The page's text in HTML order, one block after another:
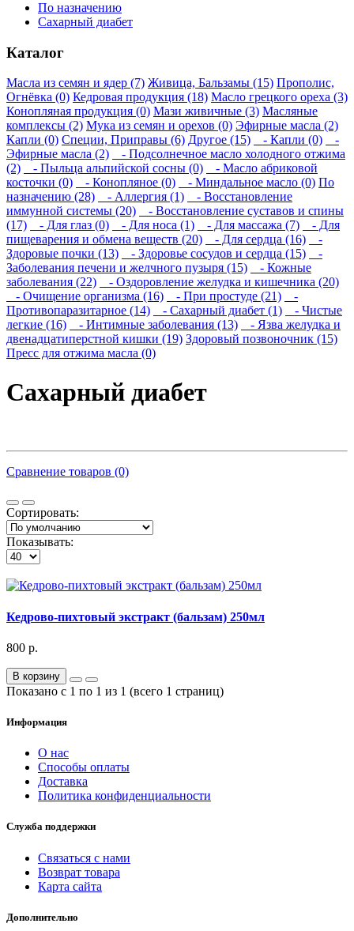
По назначению
Сахарный диабет
Каталог
Масла из семян и ядер (7) Живица, Бальзамы (15) Прополис,
Огнёвка (0) Кедровая продукция (18) Масло грецкого ореха (3)
Конопляная продукция (0) Мази живичные (3) Масляные
комплексы (2) Мука из семян и орехов (0) Эфирные масла (2)
Капли (0) Специи, Приправы (6) Другое (15) - Капли (0)
-
Эфирные масла (2)
- Подсолнечное масло холодного отжима
(2)
- Пыльца альпийской сосны (0)
- Масло абриковой
косточки (0)
- Конопляное (0) - Миндальное масло (0) По
назначению (28)
- Аллергия (1)
- Восстановление
иммунной системы (20)
- Восстановление суставов и спины
(17)
- Для глаз (0) - Для носа (1) - Для массажа (7)
- Для
пищеварения и обмена веществ (20)
- Для сердца (16)
-
Здоровые почки (13)
- Здоровье сосудов и сердца (15)
-
Заболевания печени и желчного пузыря (15)
- Кожные
заболевания (22)
- Оздоровление желудка и кишечника (20)
- Очищение организма (16)
- При простуде (21)
-
Противопаразитарное (14)
- Сахарный диабет (1)
- Чистые
легкие (16)
- Интимные заболевания (13)
- Язва желудка и
двенадцатиперстной кишки (19) Здоровый позвоночник (15)
Пресс для отжима масла (0)
Сахарный диабет
Сравнение товаров (0)
Сортировать:
Показывать:
Кедрово-пихтовый экстракт (бальзам) 250мл
800 р.
В корзину
Показано с 1 по 1 из 1 (всего 1 страниц)
Информация
О нас
Способы оплаты
Доставка
Политика конфиденциальности
Служба поддержки
Связаться с нами
Возврат товара
Карта сайта
Дополнительно